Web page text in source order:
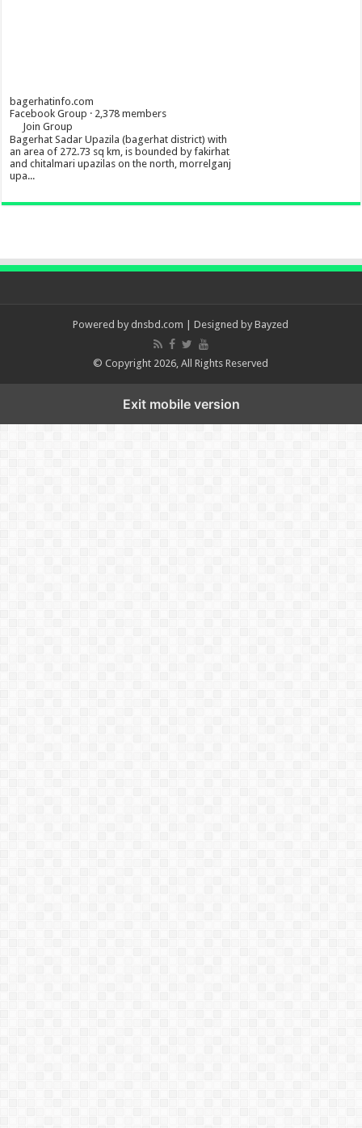
bagerhatinfo.com
Facebook Group · 2,378 members
Join Group
Bagerhat Sadar Upazila (bagerhat district) with
an area of 272.73 sq km, is bounded by fakirhat
and chitalmari upazilas on the north, morrelganj
upa...
Powered by dnsbd.com | Designed byBayzed
© Copyright 2026, All Rights Reserved
Exit mobile version